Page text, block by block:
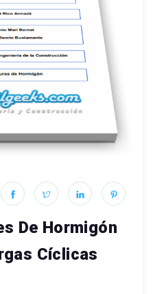
De Hormigón
Cíclicas